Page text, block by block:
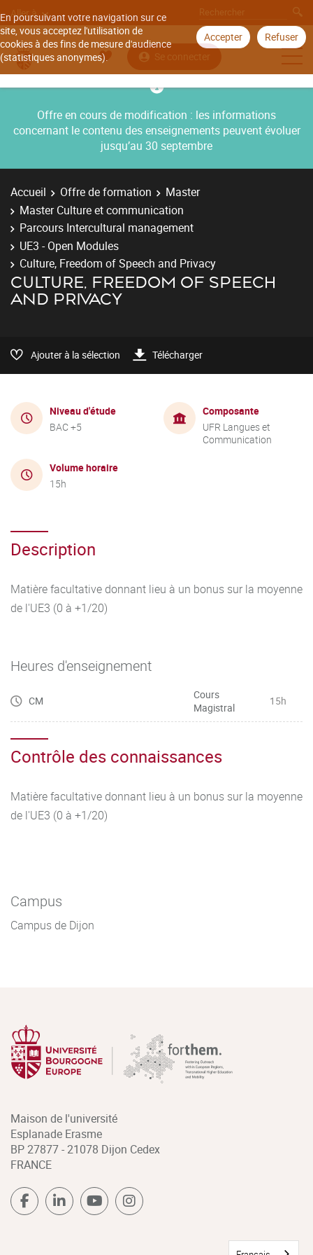
En poursuivant votre navigation sur ce
site, vous acceptez l'utilisation de
cookies à des fins de mesure d'audience
(statistiques anonymes).
Accepter Refuser
Aller à
Se connecter
Offre en cours de modification : les informations
concernant le contenu des enseignements peuvent évoluer
jusqu’au 30 septembre
Accueil Offre de formation
Master
Master Culture et communication
Parcours Intercultural management
UE3 - Open Modules
Culture, Freedom of Speech and Privacy
CULTURE, FREEDOM OF SPEECH
AND PRIVACY
Ajouter à la sélection Télécharger
Niveau d'étude
BAC +5
Composante
UFR Langues et
Communication
Volume horaire
15h
Description
Matière facultative donnant lieu à un bonus sur la moyenne
de l'UE3 (0 à +1/20)
Heures d'enseignement
CM
Cours
Magistral
15h
Contrôle des connaissances
Matière facultative donnant lieu à un bonus sur la moyenne
de l'UE3 (0 à +1/20)
Campus
Campus de Dijon
Maison de l'université
Esplanade Erasme
BP 27877 - 21078 Dijon Cedex
FRANCE